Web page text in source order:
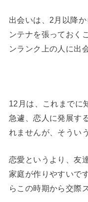
出会いは、2月以降
ンテナを張っておく
ンランク上の人に出
12月は、これまでに
急遽、恋人に発展す
れませんが、そうい
恋愛というより、友
家庭が作りやすいで
らこの時期から交際